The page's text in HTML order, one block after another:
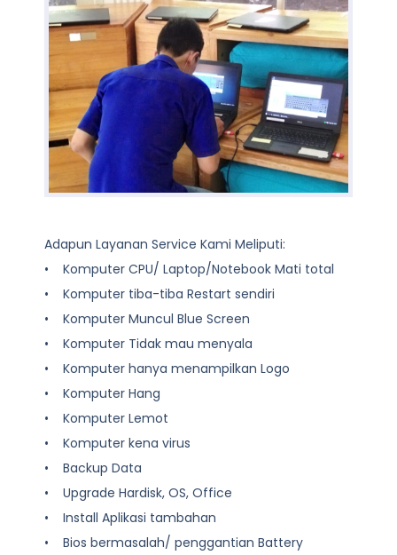
Adapun Layanan Service Kami Meliputi:
• Komputer CPU/ Laptop/Notebook Mati total
• Komputer tiba-tiba Restart sendiri
• Komputer Muncul Blue Screen
• Komputer Tidak mau menyala
• Komputer hanya menampilkan Logo
• Komputer Hang
• Komputer Lemot
• Komputer kena virus
• Backup Data
• Upgrade Hardisk, OS, Office
• Install Aplikasi tambahan
• Bios bermasalah/ penggantian Battery